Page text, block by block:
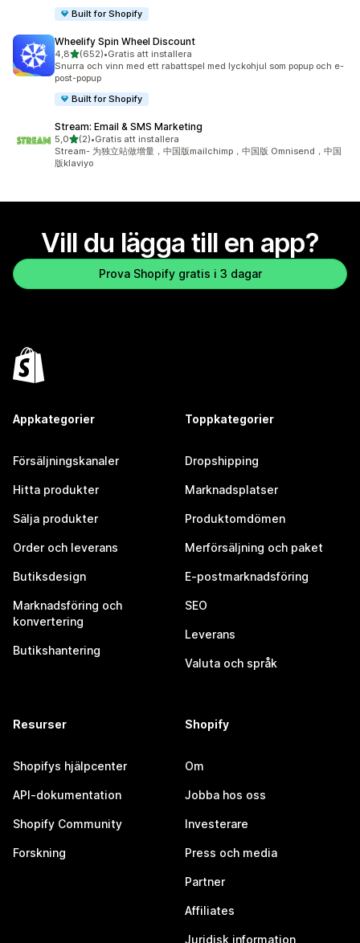
Built for Shopify
Wheelify Spin Wheel Discount
4,8av 5 stjärnor
(652)
652 recensioner totalt
•Gratis att installera
Snurra och vinn med ett rabattspel med lyckohjul som popup och e-
post-popup
Built for Shopify
Stream: Email & SMS Marketing
5,0av 5 stjärnor
(2)
2 recensioner totalt
•Gratis att installera
Stream- 为独立站做增量，中国版mailchimp，中国版 Omnisend，中国
版klaviyo
Vill du lägga till en app?
Prova Shopify gratis i 3 dagar
Appkategorier
Försäljningskanaler
Hitta produkter
Sälja produkter
Order och leverans
Butiksdesign
Marknadsföring och
konvertering
Butikshantering
Toppkategorier
Dropshipping
Marknadsplatser
Produktomdömen
Merförsäljning och paket
E-postmarknadsföring
SEO
Leverans
Valuta och språk
Resurser
Shopifys hjälpcenter
API-dokumentation
Shopify Community
Forskning
Shopify
Om
Jobba hos oss
Investerare
Press och media
Partner
Affiliates
Juridisk information